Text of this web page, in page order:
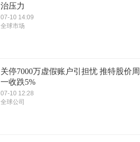
治压力
07-10 14:09
全球市场
关停7000万虚假账户引担忧 推特股价周
一收跌5%
07-10 12:28
全球公司